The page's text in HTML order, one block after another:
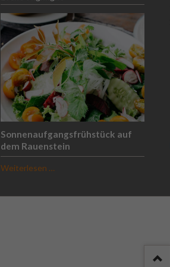
Sonnenaufgangsfrühstück auf
dem Rauenstein
Weiterlesen …